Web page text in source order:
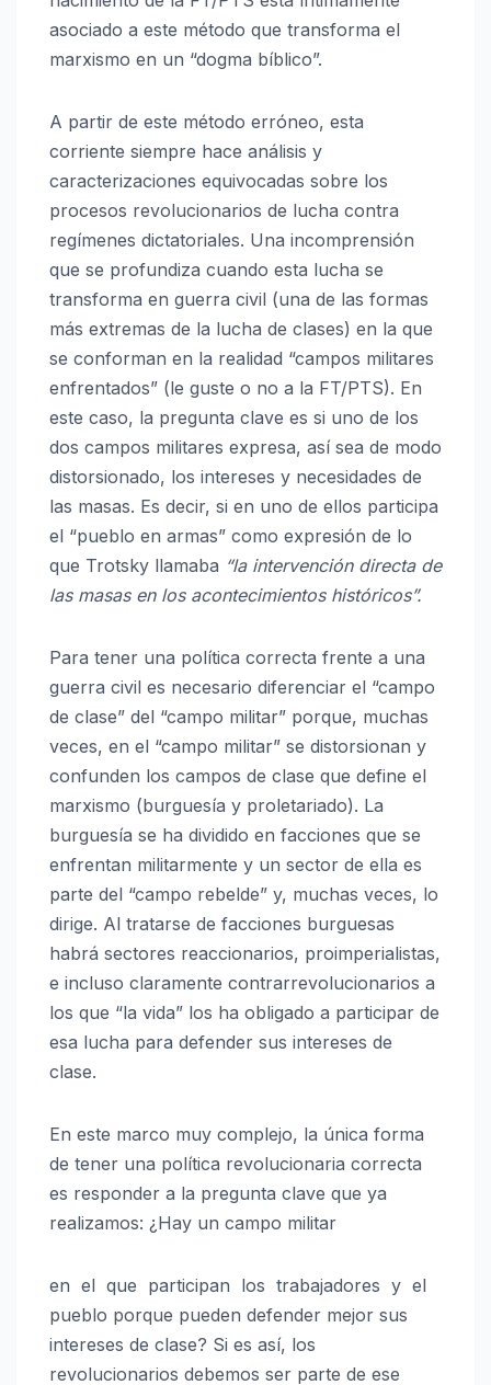
asociado a este método que transforma el
marxismo en un “dogma bíblico”.
A partir de este método erróneo, esta
corriente siempre hace análisis y
caracterizaciones equivocadas sobre los
procesos revolucionarios de lucha contra
regímenes dictatoriales. Una incomprensión
que se profundiza cuando esta lucha se
transforma en guerra civil (una de las formas
más extremas de la lucha de clases) en la que
se conforman en la realidad “campos militares
enfrentados” (le guste o no a la FT/PTS). En
este caso, la pregunta clave es si uno de los
dos campos militares expresa, así sea de modo
distorsionado, los intereses y necesidades de
las masas. Es decir, si en uno de ellos participa
el “pueblo en armas” como expresión de lo
que Trotsky llamaba “la intervención directa de
las masas en los acontecimientos históricos”.
Para tener una política correcta frente a una
guerra civil es necesario diferenciar el “campo
de clase” del “campo militar” porque, muchas
veces, en el “campo militar” se distorsionan y
confunden los campos de clase que define el
marxismo (burguesía y proletariado). La
burguesía se ha dividido en facciones que se
enfrentan militarmente y un sector de ella es
parte del “campo rebelde” y, muchas veces, lo
dirige. Al tratarse de facciones burguesas
habrá sectores reaccionarios, proimperialistas,
e incluso claramente contrarrevolucionarios a
los que “la vida” los ha obligado a participar de
esa lucha para defender sus intereses de
clase.
En este marco muy complejo, la única forma
de tener una política revolucionaria correcta
es responder a la pregunta clave que ya
realizamos: ¿Hay un campo militar
en el que participan los trabajadores y el
pueblo porque pueden defender mejor sus
intereses de clase? Si es así, los
revolucionarios debemos ser parte de ese